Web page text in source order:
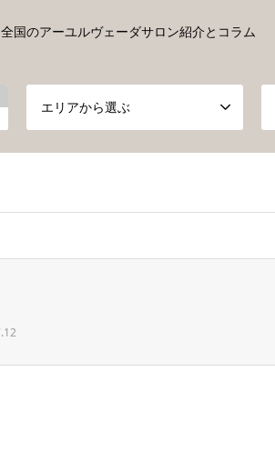
全国のアーユルヴェーダサロン紹介とコラム
エリアから選ぶ